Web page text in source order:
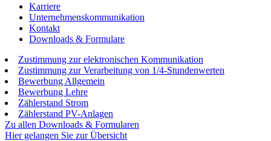
Karriere
Unternehmenskommunikation
Kontakt
Downloads & Formulare
Zustimmung zur elektronischen Kommunikation
Zustimmung zur Verarbeitung von 1/4-Stundenwerten
Bewerbung Allgemein
Bewerbung Lehre
Zählerstand Strom
Zählerstand PV-Anlagen
Zu allen Downloads & Formularen
Hier gelangen Sie zur Übersicht